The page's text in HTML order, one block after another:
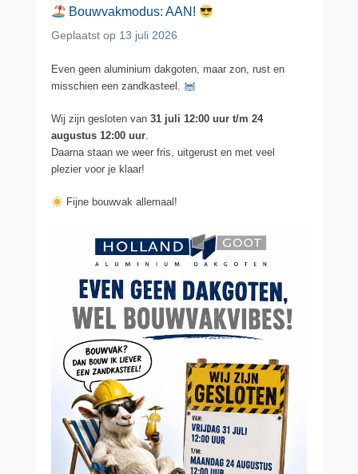
Bouwvakmodus: AAN!
Geplaatst op 13 juli 2026
Even geen aluminium dakgoten, maar zon, rust en
misschien een zandkasteel.
Wij zijn gesloten van 31 juli 12:00 uur t/m 24
augustus 12:00 uur.
Daarna staan we weer fris, uitgerust en met veel
plezier voor je klaar!
Fijne bouwvak allemaal!